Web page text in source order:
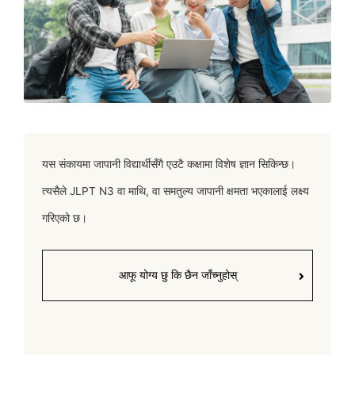
यस संकायमा जापानी विद्यार्थीसँगै एउटै कक्षामा विशेष ज्ञान सिकिन्छ।
त्यसैले JLPT N3 वा माथि, वा समतुल्य जापानी क्षमता भएकालाई लक्ष्य
गरिएको छ।
आफू योग्य छु कि छैन जाँच्नुहोस्